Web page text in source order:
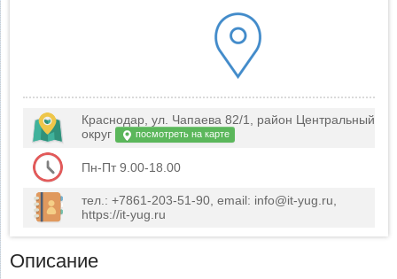
Краснодар, ул. Чапаева 82/1, район Центральный
округ
посмотреть на карте
Пн-Пт 9.00-18.00
тел.: +7861-203-51-90, email: info@it-yug.ru,
https://it-yug.ru
Описание